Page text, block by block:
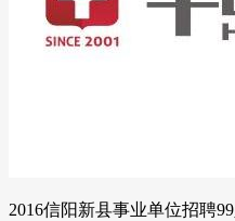
2016信阳新县事业单位招聘